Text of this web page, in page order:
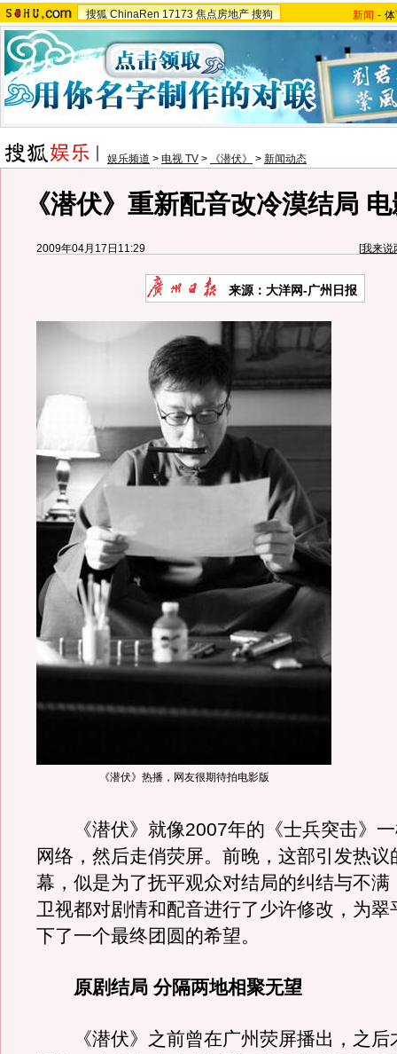
搜狐 ChinaRen 17173 焦点房地产 搜狗 新闻 -
娱乐频道 > 电视 TV > 《潜伏》 > 新闻动态
《潜伏》重新配音改冷漠结局
2009年04月17日11:29 [我来说
来源： 大洋网-广州日报
《潜伏》热播，网友很期待拍电影版
《潜伏》就像2007年的《士兵突击》一
网络，然后走俏荧屏。前晚，这部引发热议
幕，似是为了抚平观众对结局的纠结与不满
卫视都对剧情和配音进行了少许修改，为翠
下了一个最终团圆的希望。
原剧结局 分隔两地相聚无望
《潜伏》之前曾在广州荧屏播出，之后